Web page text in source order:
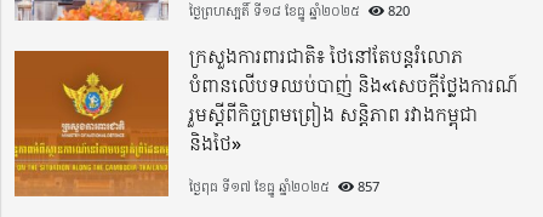
ថ្ងៃព្រហស្បតិ៍ ទី១៨ ខែធ្នូ ឆ្នាំ២០២៥ 820
ក្រសួងការពារជាតិ៖ ថៃនៅតែបន្តរំលោភ
បំពានលើបទឈប់បាញ់ និង«សេចក្តីថ្លែងការណ៍
រួមស្តីពីកិច្ចព្រមព្រៀង សន្តិភាព រវាងកម្ពុជា
និងថៃ»
ថ្ងៃពុធ ទី១៧ ខែធ្នូ ឆ្នាំ២០២៥ 857